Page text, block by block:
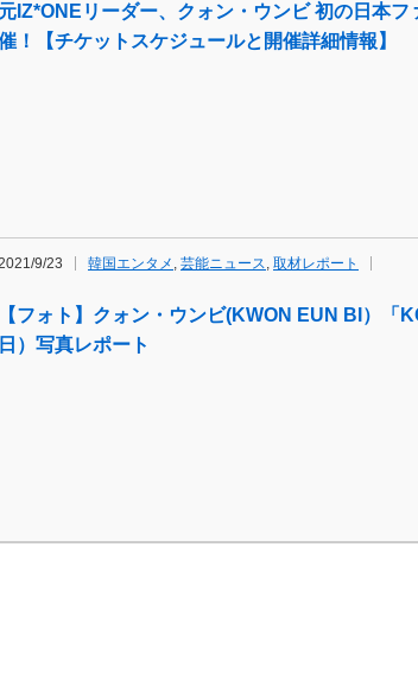
元IZ*ONEリーダー、クォン・ウンビ 初の日本
！【チケットスケジュールと開催詳細情報】
9/23 韓国エンタメ , 芸能ニュース, 取材レポート
【フォト】クォン・ウンビ(KWON EUN BI）「
日）写真レポート